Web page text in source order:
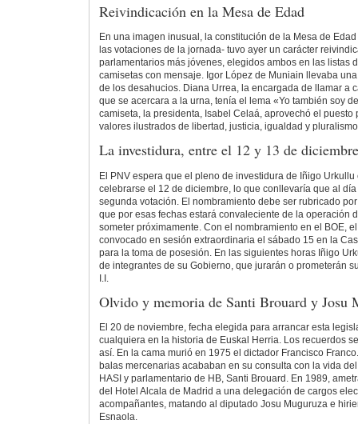
Reivindicación en la Mesa de Edad
En una imagen inusual, la constitución de la Mesa de
las votaciones de la jornada- tuvo ayer un carácter
parlamentarios más jóvenes, elegidos ambos en las listas
camisetas con mensaje. Igor López de Muniain llevaba
de los desahucios. Diana Urrea, la encargada de llamar a
que se acercara a la urna, tenía el lema «Yo también soy
camiseta, la presidenta, Isabel Celaá, aprovechó el puesto
valores ilustrados de libertad, justicia, igualdad y
La investidura, entre el 12 y 13 de diciembre
El PNV espera que el pleno de investidura de Iñigo
celebrarse el 12 de diciembre, lo que conllevaría que al
segunda votación. El nombramiento debe ser rubricado
que por esas fechas estará convaleciente de la operación
someter próximamente. Con el nombramiento en el BOE,
convocado en sesión extraordinaria el sábado 15 en la
para la toma de posesión. En las siguientes horas Iñigo
de integrantes de su Gobierno, que jurarán o prometerán
I.I.
Olvido y memoria de Santi Brouard y Josu
El 20 de noviembre, fecha elegida para arrancar esta
cualquiera en la historia de Euskal Herria. Los recuerdos
así. En la cama murió en 1975 el dictador Francisco
balas mercenarias acababan en su consulta con la vida
HASI y parlamentario de HB, Santi Brouard. En 1989,
del Hotel Alcala de Madrid a una delegación de cargos
acompañantes, matando al diputado Josu Muguruza e
Esnaola.